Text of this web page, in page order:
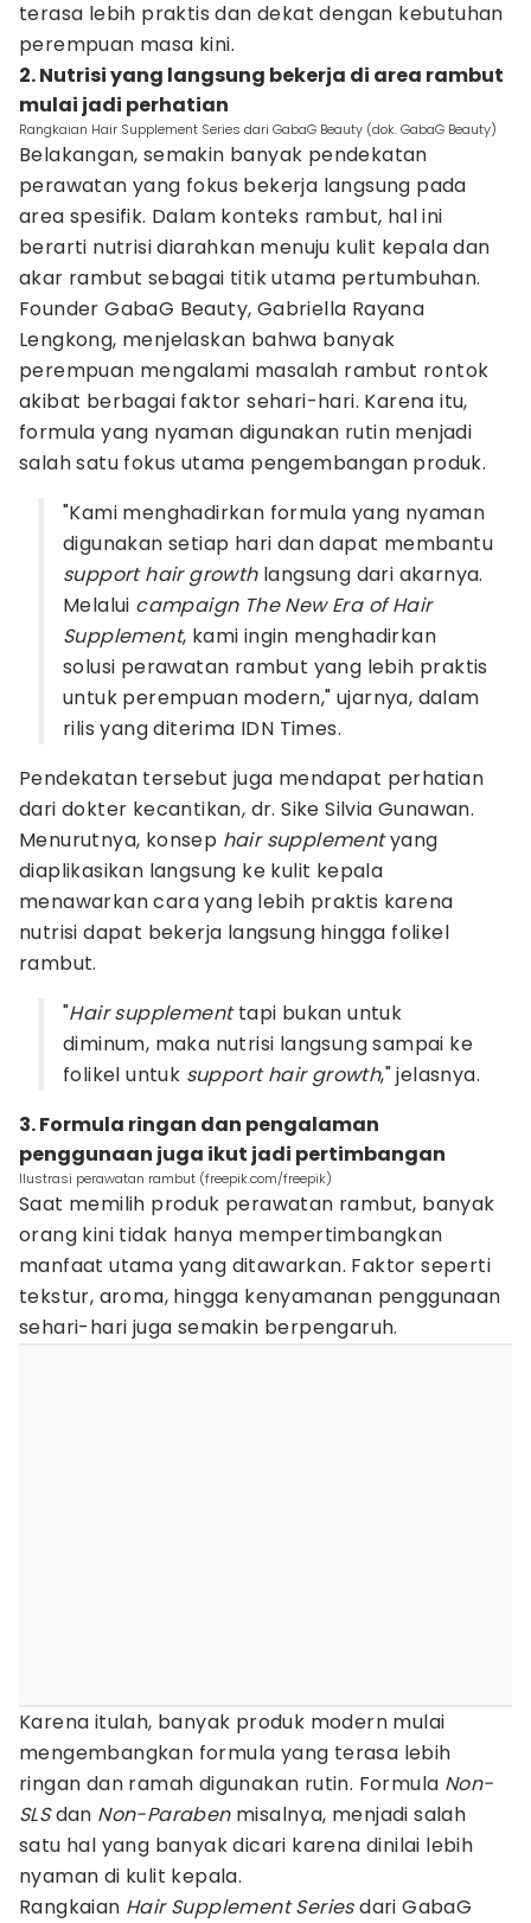
terasa lebih praktis dan dekat dengan kebutuhan
perempuan masa kini.
2. Nutrisi yang langsung bekerja di area rambut
mulai jadi perhatian
Rangkaian Hair Supplement Series dari GabaG Beauty (dok. GabaG Beauty)
Belakangan, semakin banyak pendekatan
perawatan yang fokus bekerja langsung pada
area spesifik. Dalam konteks rambut, hal ini
berarti nutrisi diarahkan menuju kulit kepala dan
akar rambut sebagai titik utama pertumbuhan.
Founder GabaG Beauty, Gabriella Rayana
Lengkong, menjelaskan bahwa banyak
perempuan mengalami masalah rambut rontok
akibat berbagai faktor sehari-hari. Karena itu,
formula yang nyaman digunakan rutin menjadi
salah satu fokus utama pengembangan produk.
"Kami menghadirkan formula yang nyaman
digunakan setiap hari dan dapat membantu
support hair growthlangsung dari akarnya.
Melalui campaign The New Era of Hair
Supplement, kami ingin menghadirkan
solusi perawatan rambut yang lebih praktis
untuk perempuan modern," ujarnya, dalam
rilis yang diterima IDN Times.
Pendekatan tersebut juga mendapat perhatian
dari dokter kecantikan, dr. Sike Silvia Gunawan.
Menurutnya, konsep hair supplementyang
diaplikasikan langsung ke kulit kepala
menawarkan cara yang lebih praktis karena
nutrisi dapat bekerja langsung hingga folikel
rambut.
"Hair supplementtapi bukan untuk
diminum, maka nutrisi langsung sampai ke
folikel untuk support hair growth," jelasnya.
3. Formula ringan dan pengalaman
penggunaan juga ikut jadi pertimbangan
Ilustrasi perawatan rambut (freepik.com/freepik)
Saat memilih produk perawatan rambut, banyak
orang kini tidak hanya mempertimbangkan
manfaat utama yang ditawarkan. Faktor seperti
tekstur, aroma, hingga kenyamanan penggunaan
sehari-hari juga semakin berpengaruh.
Karena itulah, banyak produk modern mulai
mengembangkan formula yang terasa lebih
ringan dan ramah digunakan rutin. Formula Non-
SLSdan Non-Parabenmisalnya, menjadi salah
satu hal yang banyak dicari karena dinilai lebih
nyaman di kulit kepala.
Rangkaian Hair Supplement Seriesdari GabaG